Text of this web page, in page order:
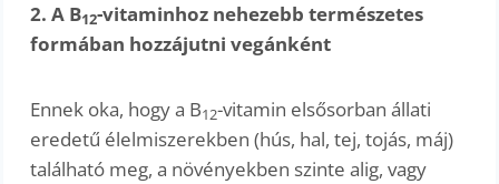
2. A B12-vitaminhoz nehezebb természetes
formában hozzájutni vegánként
Ennek oka, hogy a B12-vitamin elsősorban állati
eredetű élelmiszerekben (hús, hal, tej, tojás, máj)
található meg, a növényekben szinte alig, vagy